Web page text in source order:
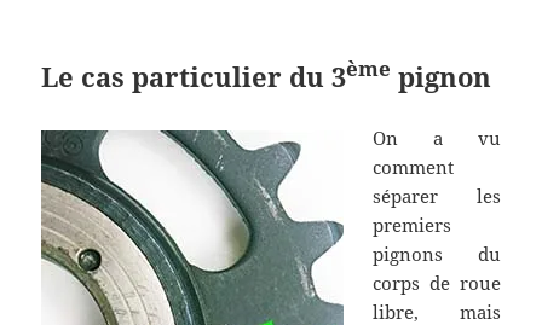
Le cas particulier du 3ème pignon
On a vu
comment
séparer les
premiers
pignons du
corps de roue
libre, mais